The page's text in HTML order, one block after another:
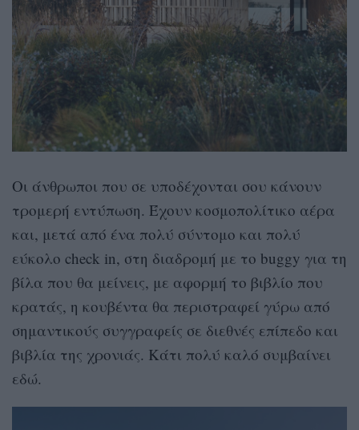
Οι άνθρωποι που σε υποδέχονται σου κάνουν
τρομερή εντύπωση. Έχουν κοσμοπολίτικο αέρα
και, μετά από ένα πολύ σύντομο και πολύ
εύκολο check in, στη διαδρομή με το buggy για τη
βίλα που θα μείνεις, με αφορμή το βιβλίο που
κρατάς, η κουβέντα θα περιστραφεί γύρω από
σημαντικούς συγγραφείς σε διεθνές επίπεδο και
βιβλία της χρονιάς. Κάτι πολύ καλό συμβαίνει
εδώ.